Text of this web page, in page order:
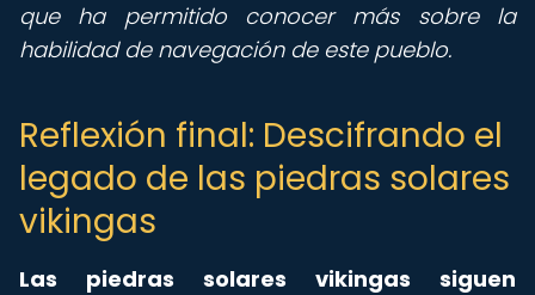
que ha permitido conocer más sobre la
habilidad de navegación de este pueblo.
Reflexión final: Descifrando el
legado de las piedras solares
vikingas
Las piedras solares vikingas siguen